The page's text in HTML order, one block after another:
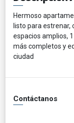
Hermoso
listo para estrenar,
espacios amplios,
más completos y
ciudad
Contáctanos